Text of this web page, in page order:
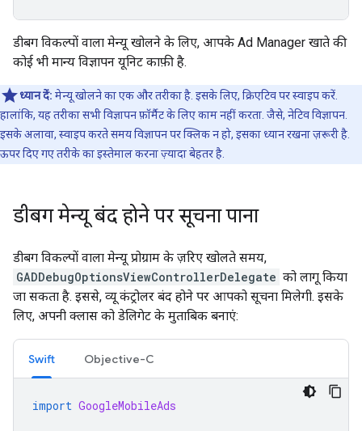
डीबग विकल्पों वाला मेन्यू खोलने के लिए, आपके Ad Manager खाते की
कोई भी मान्य विज्ञापन यूनिट काफ़ी है.
ध्यान दें: मेन्यू खोलने का एक और तरीका है. इसके लिए, क्रिएटिव पर स्वाइप करें.
हालांकि, यह तरीका सभी विज्ञापन फ़ॉर्मैट के लिए काम नहीं करता. जैसे, नेटिव विज्ञापन.
इसके अलावा, स्वाइप करते समय विज्ञापन पर क्लिक न हो, इसका ध्यान रखना ज़रूरी है.
ऊपर दिए गए तरीके का इस्तेमाल करना ज़्यादा बेहतर है.
डीबग मेन्यू बंद होने पर सूचना पाना
डीबग विकल्पों वाला मेन्यू प्रोग्राम के ज़रिए खोलते समय,
GADDebugOptionsViewControllerDelegate को लागू किया
जा सकता है. इससे, व्यू कंट्रोलर बंद होने पर आपको सूचना मिलेगी. इसके
लिए, अपनी क्लास को डेलिगेट के मुताबिक बनाएं:
Swift Objective-C
import GoogleMobileAds